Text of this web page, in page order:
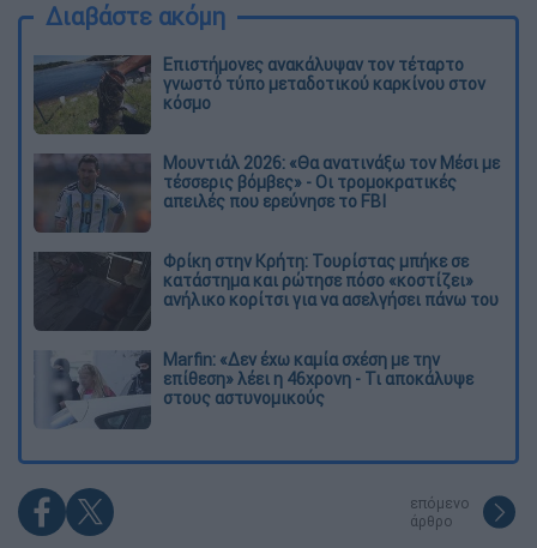
Διαβάστε ακόμη
Επιστήμονες ανακάλυψαν τον τέταρτο
γνωστό τύπο μεταδοτικού καρκίνου στον
κόσμο
Μουντιάλ 2026: «Θα ανατινάξω τον Μέσι με
τέσσερις βόμβες» - Οι τρομοκρατικές
απειλές που ερεύνησε το FBI
Φρίκη στην Κρήτη: Τουρίστας μπήκε σε
κατάστημα και ρώτησε πόσο «κοστίζει»
ανήλικο κορίτσι για να ασελγήσει πάνω του
Marfin: «Δεν έχω καμία σχέση με την
επίθεση» λέει η 46χρονη - Τι αποκάλυψε
στους αστυνομικούς
επόμενο
άρθρο